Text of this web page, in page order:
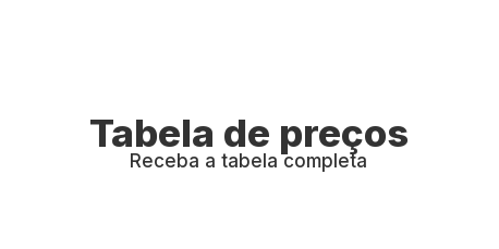
Tabela de preços
Receba a tabela completa